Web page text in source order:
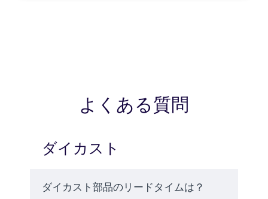
ダイカストプロセスは、本質的に
高品質の表面仕上げを持つ部品を
追加的な後処理を最小限に抑える
よくある質問
ダイカスト
ダイカスト部品のリードタイムは？